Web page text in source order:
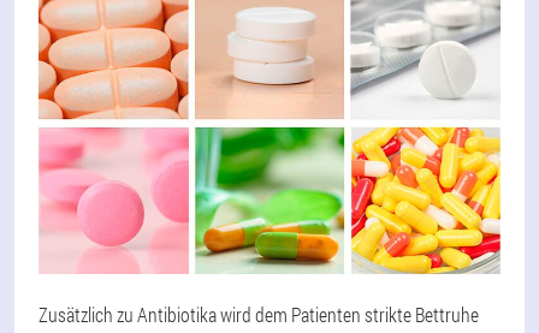
Zusätzlich zu Antibiotika wird dem Patienten strikte Bettruhe